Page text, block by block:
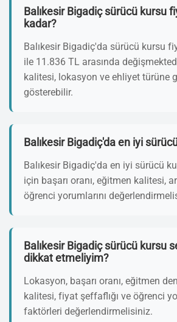
Balıkesir Bigadiç sürücü kursu
kadar?
Balıkesir Bigadiç'da sürücü kursu
ile 11.836 TL arasında
kalitesi, lokasyon ve ehliyet türüne
gösterebilir.
Balıkesir Bigadiç'da en iyi
Balıkesir Bigadiç'da en iyi sürücü
için başarı oranı, eğitmen kalitesi,
öğrenci yorumlarını
Balıkesir Bigadiç sürücü kursu
dikkat etmeliyim?
Lokasyon, başarı oranı, eğitmen
kalitesi, fiyat şeffaflığı ve öğrenci
faktörleri değerlendirmelisiniz.